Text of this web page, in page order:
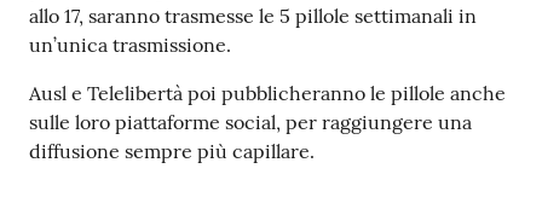
allo 17, saranno trasmesse le 5 pillole settimanali in
un’unica trasmissione.
Ausl e Telelibertà poi pubblicheranno le pillole anche
sulle loro piattaforme social, per raggiungere una
diffusione sempre più capillare.